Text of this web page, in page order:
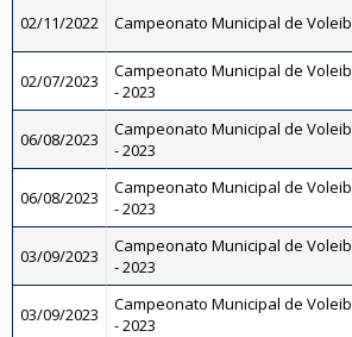
02/11/2022 Campeonato Municipal de
02/07/2023
Campeonato Municipal de
- 2023
06/08/2023
Campeonato Municipal de
- 2023
06/08/2023
Campeonato Municipal de
- 2023
03/09/2023
Campeonato Municipal de
- 2023
03/09/2023
Campeonato Municipal de
- 2023